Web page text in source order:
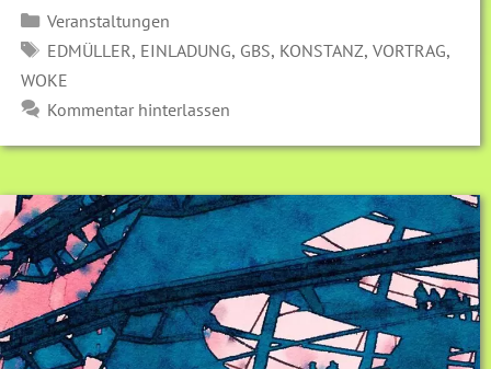
Kategorien
Veranstaltungen
SCHLAGWÖRTER
EDMÜLLER, EINLADUNG, GBS, KONSTANZ, VORTRAG,
WOKE
Kommentar hinterlassen